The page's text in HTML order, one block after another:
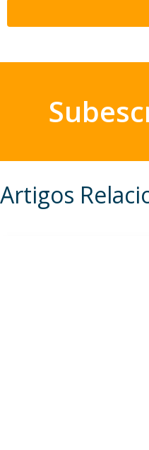
Artigos